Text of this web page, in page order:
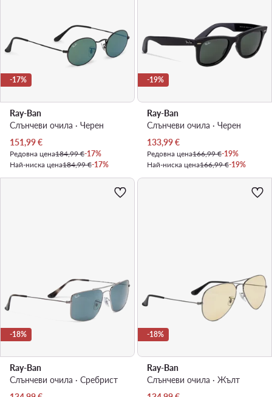
-17%
Ray-Ban
Слънчеви очила · Черен
Актуална цена
151,99€
Редовна цена184,99 €-17%
Най-ниска цена184,99 €-17%
-19%
Ray-Ban
Слънчеви очила · Черен
Актуална цена
133,99€
Редовна цена166,99 €-19%
Най-ниска цена166,99 €-19%
-18%
Ray-Ban
Слънчеви очила · Сребрист
-18%
Ray-Ban
Слънчеви очила · Жълт